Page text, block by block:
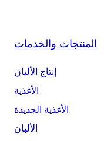
المنتجات والخدمات
إنتاج الألبان
الأغذية
الأغذية الجديدة
الألبان